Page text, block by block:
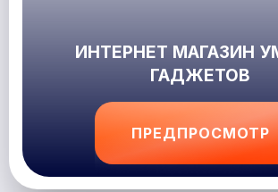
ИНТЕРНЕТ МАГАЗИН
ГАДЖЕТОВ
ПРЕДПРОСМОТР